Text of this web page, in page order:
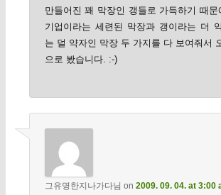
만들어진 꽤 막장인 갱들로 가득하기 때문
기업이라는 세련된 막장과 갱이라는 더
는 덜 약자인 막장 두 가지를 다 보여줘서
으로 봤습니다. :-)
그유명한지나가다님 on 2009. 09. 04. at 3:00